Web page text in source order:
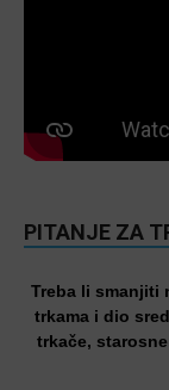
PITANJE ZA
Treba li smanjiti
trkama i dio
trkače,